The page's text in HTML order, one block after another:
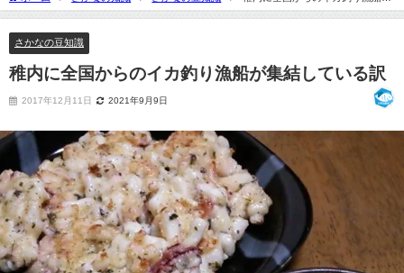
集結している訳
さかなの豆知識
稚内に全国からのイカ釣り漁船が集結している訳
2017年12月11日 2021年9月9日